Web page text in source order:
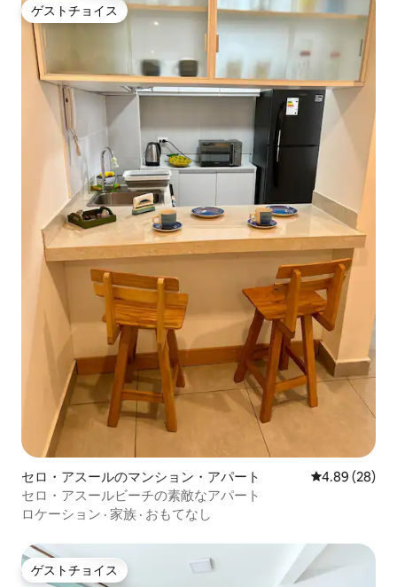
ゲストチョイス
ゲストチョイス
セロ・アスールのマンション・アパート レビュー28
4.89 (28)
セロ・アスールビーチの素敵なアパート
ロケーション · 家族 · おもてなし
ゲストチョイス
ゲストチョイス